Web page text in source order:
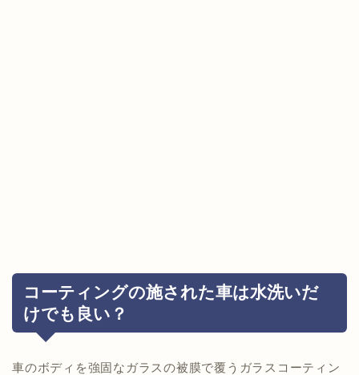
コーティングの施された車は水洗いだ
けでも良い？
車のボディを強固なガラスの被膜で覆うガラスコーティン